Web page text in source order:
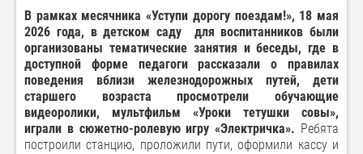
В рамках месячника «Уступи дорогу поездам!», 18 мая
2026 года, в детском саду для воспитанников были
организованы тематические занятия и беседы, где в
доступной форме педагоги рассказали о правилах
поведения вблизи железнодорожных путей, дети
старшего возраста просмотрели обучающие
видеоролики, мультфильм «Уроки тетушки совы»,
играли в сюжетно-ролевую игру «Электричка». Ребята
построили станцию, проложили пути, оформили кассу и